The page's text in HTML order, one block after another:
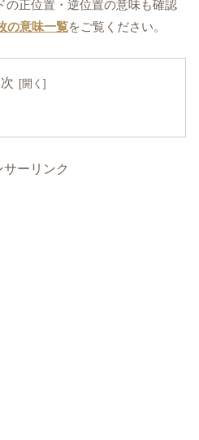
の正位置・逆位置の意味も確認
の意味一覧をご覧ください。
サーリンク